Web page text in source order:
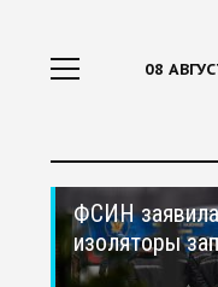
08
ФСИН
изоляторы